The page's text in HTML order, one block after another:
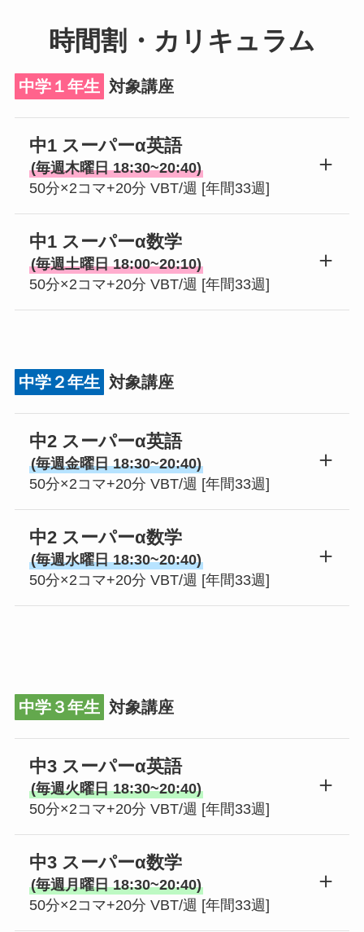
時間割・カリキュラム
中学１年生 対象講座
中1 スーパーα英語
(毎週木曜日 18:30~20:40)
50分×2コマ+20分 VBT/週 [年間33週]
中1 スーパーα数学
(毎週土曜日 18:00~20:10)
50分×2コマ+20分 VBT/週 [年間33週]
中学２年生 対象講座
中2 スーパーα英語
(毎週金曜日 18:30~20:40)
50分×2コマ+20分 VBT/週 [年間33週]
中2 スーパーα数学
(毎週水曜日 18:30~20:40)
50分×2コマ+20分 VBT/週 [年間33週]
中学３年生 対象講座
中3 スーパーα英語
(毎週火曜日 18:30~20:40)
50分×2コマ+20分 VBT/週 [年間33週]
中3 スーパーα数学
(毎週月曜日 18:30~20:40)
50分×2コマ+20分 VBT/週 [年間33週]